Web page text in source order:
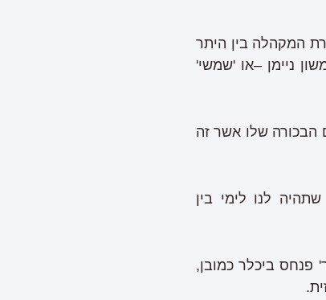
המקהלה בין היתר
ניימן –או 'שמשי'
הבכורה שלו אשר זה
לנו לימי בין
פנחס ביכלר כמובן,